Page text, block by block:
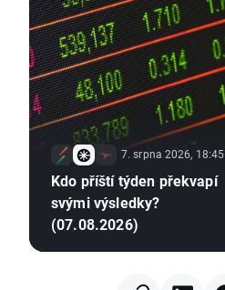
7. srpna 2026, 18:45
Kdo příští týden překvapí
svými výsledky?
(07.08.2026)